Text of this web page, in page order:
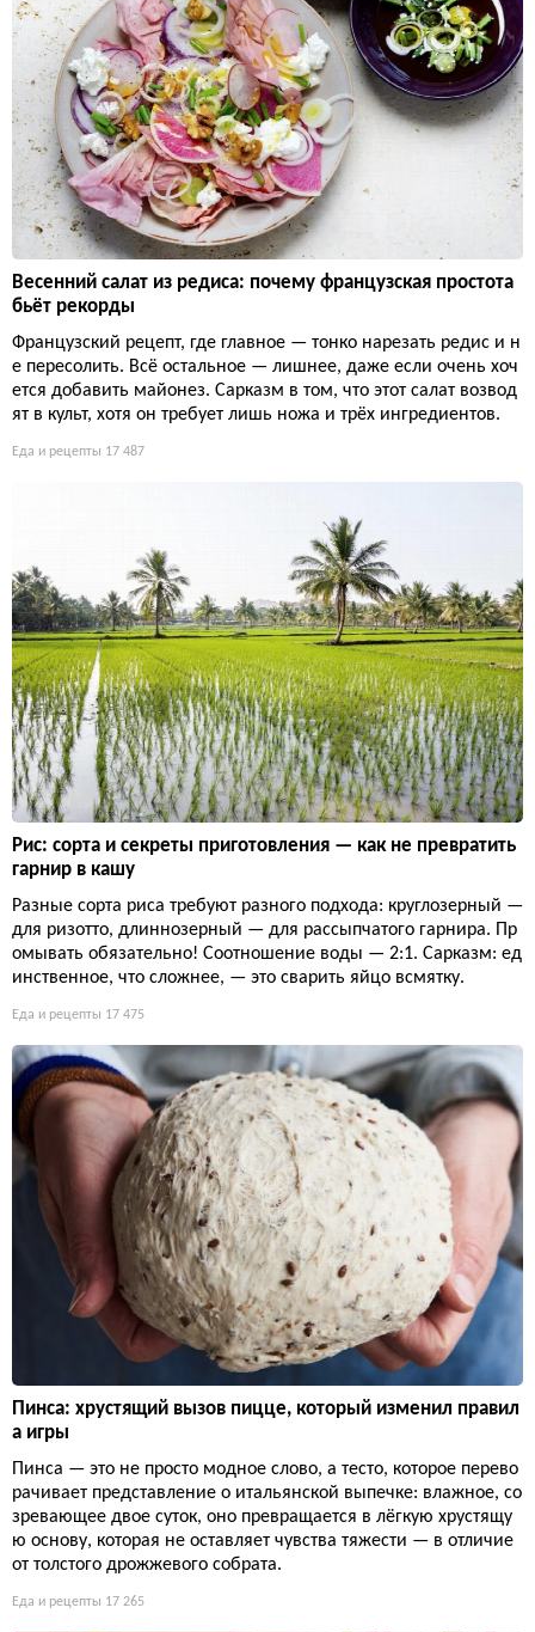
Весенний салат из редиса: почему французская простота
бьёт рекорды
Французский рецепт, где главное — тонко нарезать редис и н
е пересолить. Всё остальное — лишнее, даже если очень хоч
ется добавить майонез. Сарказм в том, что этот салат возвод
ят в культ, хотя он требует лишь ножа и трёх ингредиентов.
Еда и рецепты 17 487
Рис: сорта и секреты приготовления — как не превратить
гарнир в кашу
Разные сорта риса требуют разного подхода: круглозерный —
для ризотто, длиннозерный — для рассыпчатого гарнира. Пр
омывать обязательно! Соотношение воды — 2:1. Сарказм: ед
инственное, что сложнее, — это сварить яйцо всмятку.
Еда и рецепты 17 475
Пинса: хрустящий вызов пицце, который изменил правил
а игры
Пинса — это не просто модное слово, а тесто, которое перево
рачивает представление о итальянской выпечке: влажное, со
зревающее двое суток, оно превращается в лёгкую хрустящу
ю основу, которая не оставляет чувства тяжести — в отличие
от толстого дрожжевого собрата.
Еда и рецепты 17 265